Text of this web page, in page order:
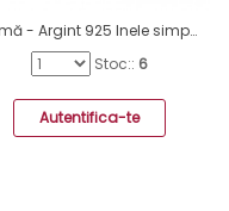
Inimă - Argint 925 Inele simple A4S46471
Stoc:: 6
Autentifica-te